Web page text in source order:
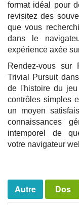
format idéal pour
revisitez des
que vous
dans le
expérience axée
Rendez-vous sur
Trivial Pursuit
de l'histoire du
contrôles simples
un moyen
connaissances
intemporel de
votre navigateur
Autre Dos